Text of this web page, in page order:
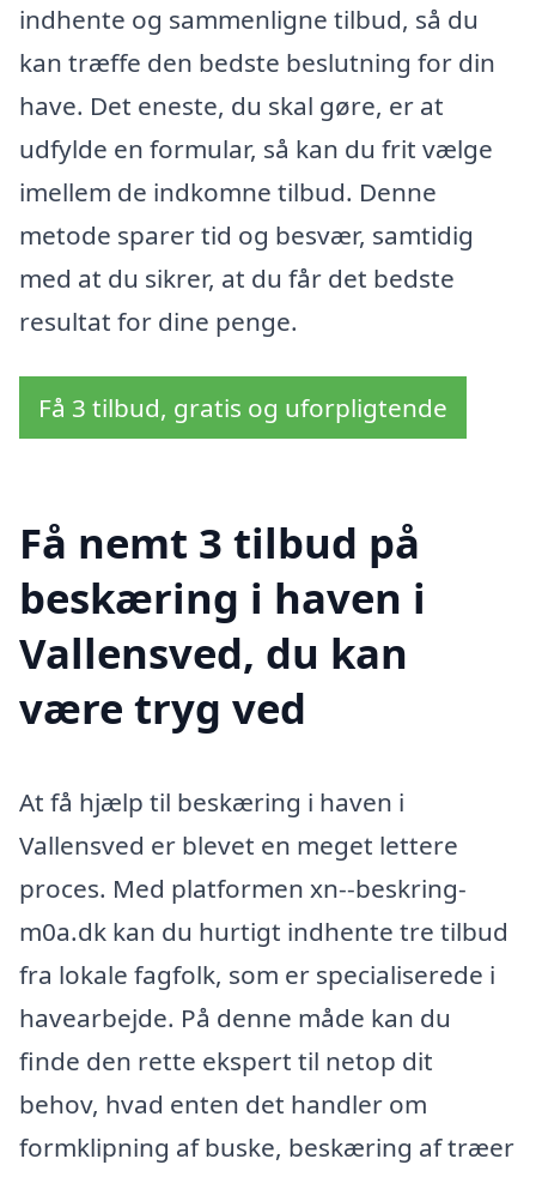
indhente og sammenligne tilbud, så du
kan træffe den bedste beslutning for din
have. Det eneste, du skal gøre, er at
udfylde en formular, så kan du frit vælge
imellem de indkomne tilbud. Denne
metode sparer tid og besvær, samtidig
med at du sikrer, at du får det bedste
resultat for dine penge.
Få 3 tilbud, gratis og uforpligtende
Få nemt 3 tilbud på
beskæring i haven i
Vallensved, du kan
være tryg ved
At få hjælp til beskæring i haven i
Vallensved er blevet en meget lettere
proces. Med platformen xn--beskring-
m0a.dk kan du hurtigt indhente tre tilbud
fra lokale fagfolk, som er specialiserede i
havearbejde. På denne måde kan du
finde den rette ekspert til netop dit
behov, hvad enten det handler om
formklipning af buske, beskæring af træer